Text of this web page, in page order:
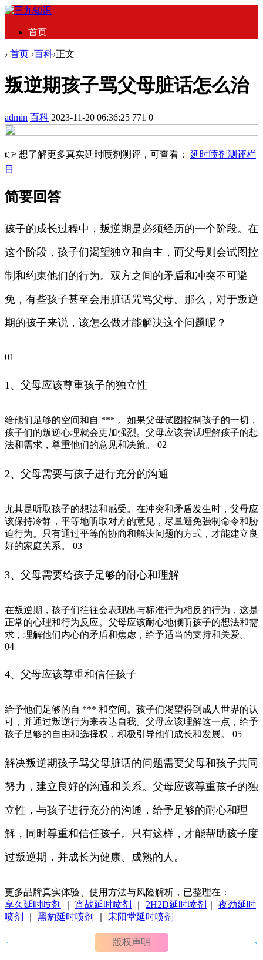
首页
› 首页 ›百科›正文
叛逆期孩子骂父母脏话怎么治
admin 百科 2023-11-20 06:36:25 771 0
👉 想了解更多真实延时喷剂测评，可查看： 延时喷剂测评栏
目
简要回答
孩子的成长过程中，叛逆期是必须经历的一个阶段。在
这个阶段，孩子们渴望独立和自主，而父母则会试图控
制和约束他们的行为。双方之间的矛盾和冲突不可避
免，有些孩子甚至会用脏话咒骂父母。那么，对于叛逆
期的孩子来说，该怎么做才能解决这个问题呢？
01
1、父母应该尊重孩子的独立性
给他们足够的空间和自 *** 。如果父母试图控制孩子的一切，
孩子们的叛逆心理就会更加强烈。父母应该尝试理解孩子的想
法和需求，尊重他们的意见和决策。 02
2、父母需要与孩子进行充分的沟通
尤其是听取孩子的想法和感受。在冲突和矛盾发生时，父母应
该保持冷静，平等地听取对方的意见，尽量避免强制命令和胁
迫行为。只有通过平等的协商和解决问题的方式，才能建立良
好的家庭关系。 03
3、父母需要给孩子足够的耐心和理解
在叛逆期，孩子们往往会表现出与标准行为相反的行为，这是
正常的心理和行为反应。父母应该耐心地倾听孩子的想法和需
求，理解他们内心的矛盾和焦虑，给予适当的支持和关爱。
04
4、父母应该尊重和信任孩子
给予他们足够的自 *** 和空间。孩子们渴望得到成人世界的认
可，并通过叛逆行为来表达自我。父母应该理解这一点，给予
孩子足够的自由和选择权，积极引导他们成长和发展。 05
解决叛逆期孩子骂父母脏话的问题需要父母和孩子共同
努力，建立良好的沟通和关系。父母应该尊重孩子的独
立性，与孩子进行充分的沟通，给予足够的耐心和理
解，同时尊重和信任孩子。只有这样，才能帮助孩子度
过叛逆期，并成长为健康、成熟的人。
更多品牌真实体验、使用方法与风险解析，已整理在：
享久延时喷剂
宵战延时喷剂 2H2D延时喷剂
夜劲延时
喷剂
黑豹延时喷剂 宋阳堂延时喷剂
版权声明